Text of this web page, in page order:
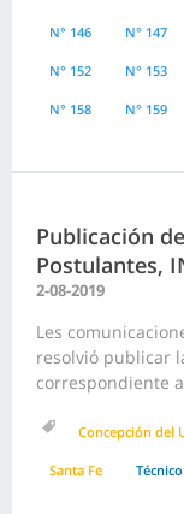
N° 146 N° 147
N° 152 N° 153
N° 158 N° 159
Publicación
Postulantes,
2-08-2019
Les
resolvió publicar
correspondiente
Concepción del
Santa Fe